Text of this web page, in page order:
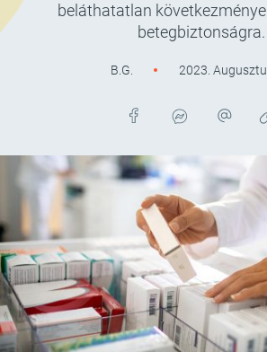
beláthatatlan
betegbiztonságra.
B.G. 2023.